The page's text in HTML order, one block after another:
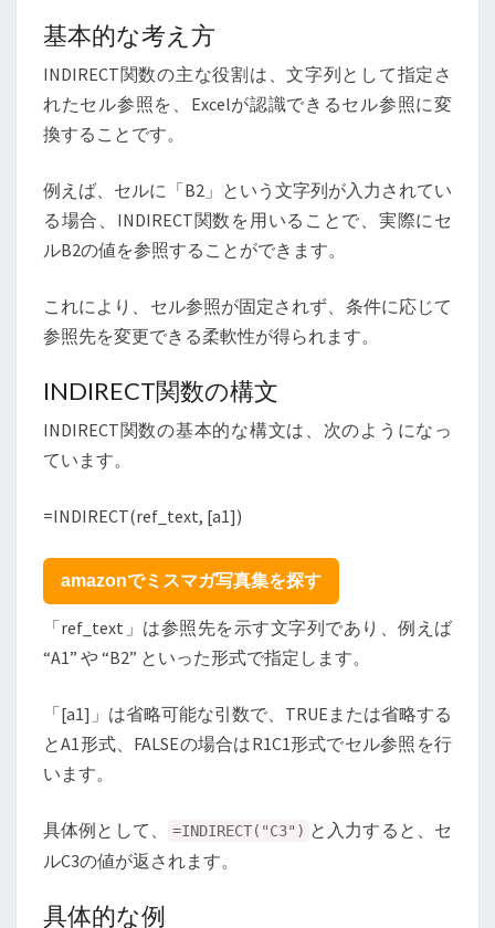
基本的な考え方
INDIRECT関数の主な役割は、文字列として指定さ
れたセル参照を、Excelが認識できるセル参照に変
換することです。
例えば、セルに「B2」という文字列が入力されてい
る場合、INDIRECT関数を用いることで、実際にセ
ルB2の値を参照することができます。
これにより、セル参照が固定されず、条件に応じて
参照先を変更できる柔軟性が得られます。
INDIRECT関数の構文
INDIRECT関数の基本的な構文は、次のようになっ
ています。
=INDIRECT(ref_text, [a1])
amazonでミスマガ写真集を探す
「ref_text」は参照先を示す文字列であり、例えば
“A1” や “B2” といった形式で指定します。
「[a1]」は省略可能な引数で、TRUEまたは省略する
とA1形式、FALSEの場合はR1C1形式でセル参照を行
います。
具体例として、 =INDIRECT("C3") と入力すると、セ
ルC3の値が返されます。
具体的な例